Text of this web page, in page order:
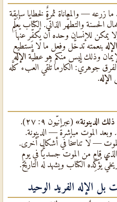
— والمعاناة ثمرةٌ لخطايا سابقة
والتطهُّر الذاتيٌّ. الكتاب يُعلِّم
يمكن للإنسان وحده أن يُكفِّر عنها
الإله بنعمته تدخَّل وفعل ما لا يستطيع
وذلك ليس منكم هو عطيّة الإله
أعمالٍ» (أفسس ٢: ٨-٩). الفرق جوهريٌّ: الكارما تُلقي العبء كلَّه
الإله.
الدينونة» (عبرانيّون ٩: ٢٧).
الموت مباشرةً — الدينونة.
— لا تناسخًا في أشكالٍ أخرى.
الذي قام من الموت جسديًّا في يومٍ
يُؤكِّده الكتاب ويشهد له التاريخ.
الإله الفريد الوحيد